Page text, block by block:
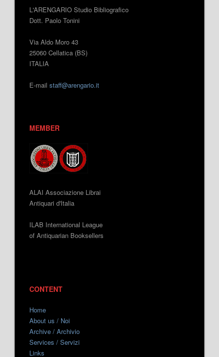
L'ARENGARIO Studio Bibliografico
Dott. Paolo Tonini
Via Aldo Moro 43
25060 Cellatica (BS)
ITALIA
E-mail staff@arengario.it
MEMBER
ALAI Associazione Librai
Antiquari d'Italia
ILAB International League
of Antiquarian Booksellers
CONTENT
Home
About us / Noi
Archive / Archivio
Services / Servizi
Links